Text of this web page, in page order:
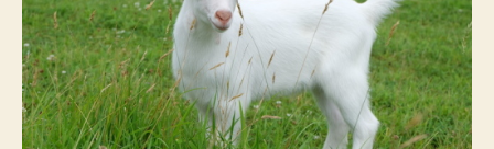
廻
り
公
園
[２
泊